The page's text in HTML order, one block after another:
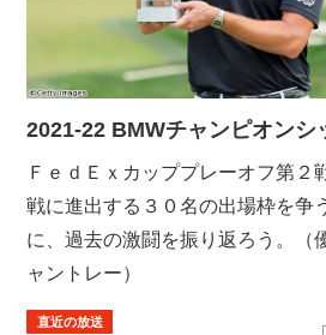
2021-22 BMWチャンピオンシ
ＦｅｄＥｘカッププレーオフ第２
戦に進出する３０名の出場枠を争
に、過去の激闘を振り返ろう。（
ャントレー）
直近の放送